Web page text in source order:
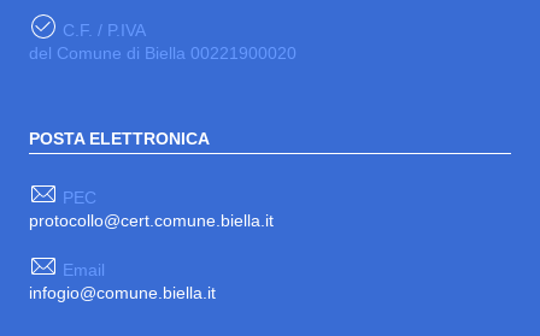
C.F. / P.IVA
del Comune di Biella 00221900020
POSTA ELETTRONICA
PEC
protocollo@cert.comune.biella.it
Email
infogio@comune.biella.it